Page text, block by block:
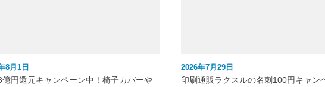
8月1日
億円還元キャンペーン中！椅子カバーや
2026年7月29日
印刷通販ラクスルの名刺100円キャン